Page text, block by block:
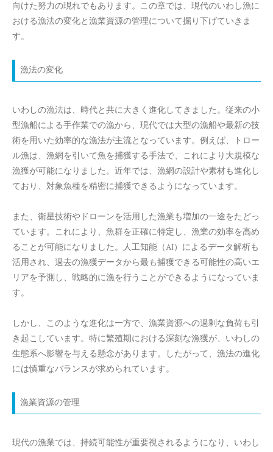
向けた努力の現れでもあります。この章では、現代のいわし漁に
おける漁法の変化と漁業資源の管理について掘り下げていきま
す。
漁法の変化
いわしの漁法は、時代と共に大きく進化してきました。従来の小
型漁船による手作業での漁から、現代では大型の漁船や最新の技
術を用いた効率的な漁法が主流となっています。例えば、トロー
ル漁は、漁網を引いて魚を捕獲する手法で、これにより大規模な
漁獲が可能になりました。近年では、漁網の設計や素材も進化し
ており、対象魚種を精密に捕獲できるようになっています。
また、衛星技術やドローンを活用した漁業も増加の一途をたどっ
ています。これにより、魚群を正確に特定し、漁業の効率を高め
ることが可能になりました。人工知能（AI）によるデータ解析も
活用され、過去の漁獲データから最も捕獲できる可能性の高いエ
リアを予測し、戦略的に漁を行うことができるようになっていま
す。
しかし、このような進化は一方で、漁業資源への過剰な負荷も引
き起こしています。特に繁殖期における深刻な漁獲が、いわしの
生態系へ影響を与える懸念があります。したがって、漁法の進化
には慎重なバランスが求められています。
漁業資源の管理
現代の漁業では、持続可能性が重要視されるようになり、いわし